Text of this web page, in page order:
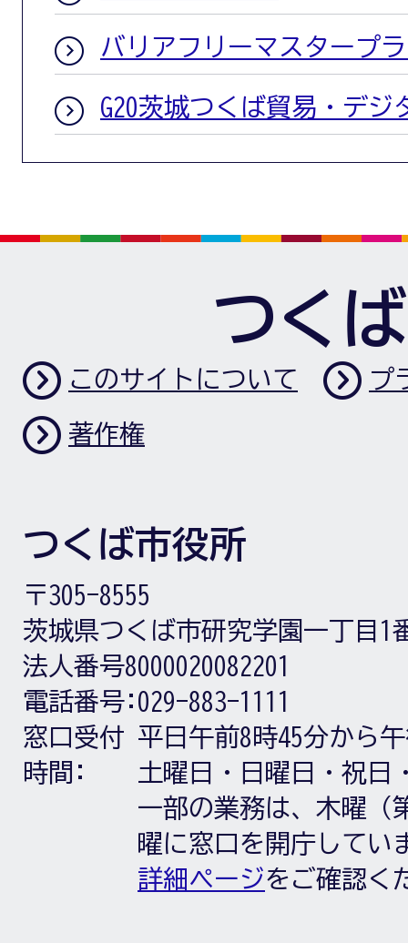
バリアフリーマスタープ
G20茨城つくば貿易・デジ
つく
このサイトについて プ
著作権
つくば市役所
〒305-8555
茨城県つくば市研究学園一丁目1
法人番号8000020082201
電話番号: 029-883-1111
窓口受付
時間:
平日午前8時45分から
土曜日・日曜日・祝日
一部の業務は、木曜（
曜に窓口を開庁してい
詳細ページをご確認く